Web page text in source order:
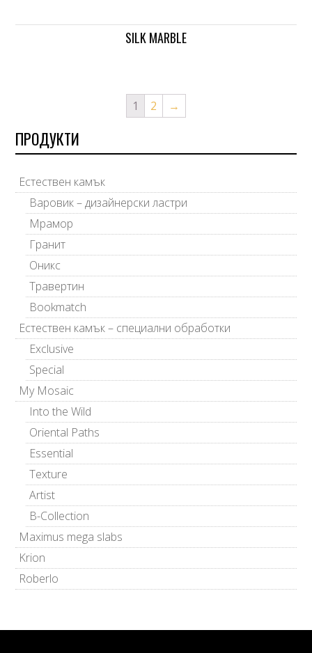
SILK MARBLE
1 2 →
ПРОДУКТИ
Естествен камък
Варовик – дизайнерски ластри
Мрамор
Гранит
Оникс
Травертин
Bookmatch
Естествен камък – специални обработки
Exclusive
Special
My Mosaic
Into the Wild
Oriental Paths
Essential
Texture
Artist
B-Collection
Maximus mega slabs
Krion
Roberlo